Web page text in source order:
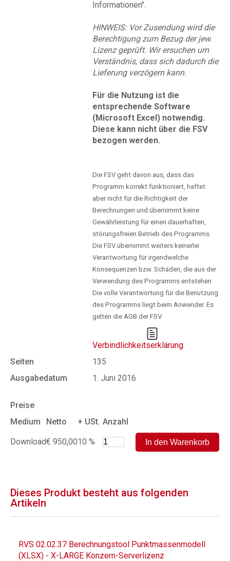
Informationen".
HINWEIS: Vor Zusendung wird die
Berechtigung zum Bezug der jew.
Lizenz geprüft. Wir ersuchen um
Verständnis, dass sich dadurch die
Lieferung verzögern kann.
Für die Nutzung ist die
entsprechende Software
(Microsoft Excel) notwendig.
Diese kann nicht über die FSV
bezogen werden.
Die FSV geht davon aus, dass das
Programm korrekt funktioniert, haftet
aber nicht für die Richtigkeit der
Berechnungen und übernimmt keine
Gewährleistung für einen dauerhaften,
störungsfreien Betrieb des Programms.
Die FSV übernimmt weiters keinerlei
Verantwortung für irgendwelche
Konsequenzen bzw. Schäden, die aus der
Verwendung des Programms entstehen.
Die volle Verantwortung für die Benutzung
des Programms liegt beim Anwender. Es
gelten die AGB der FSV.
Verbindlichkeitserklärung
Seiten
135
Ausgabedatum
1. Juni 2016
Preise
Medium
Netto + USt. Anzahl
Download€ 950,0010 %
Dieses Produkt besteht aus folgenden
Artikeln
RVS 02.02.37 Berechnungstool Punktmassenmodell
(XLSX) - X-LARGE Konzern-Serverlizenz